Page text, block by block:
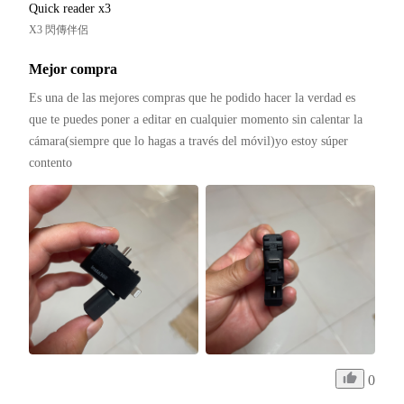
Quick reader x3
X3 閃傳伴侶
Mejor compra
Es una de las mejores compras que he podido hacer la verdad es
que te puedes poner a editar en cualquier momento sin calentar la
cámara(siempre que lo hagas a través del móvil)yo estoy súper
contento
0